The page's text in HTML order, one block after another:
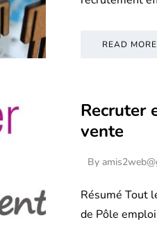
READ MORE
Recruter
vente
By
Résumé Tout
de Pôle